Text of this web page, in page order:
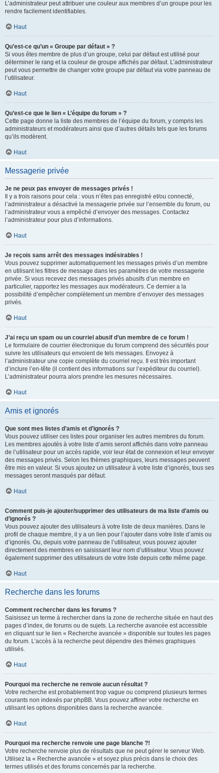
L’administrateur peut attribuer une couleur aux membres d’un groupe pour les
rendre facilement identifiables.
Haut
Qu’est-ce qu’un « Groupe par défaut » ?
Si vous êtes membre de plus d’un groupe, celui par défaut est utilisé pour
déterminer le rang et la couleur de groupe affichés par défaut. L’administrateur
peut vous permettre de changer votre groupe par défaut via votre panneau de
l’utilisateur.
Haut
Qu’est-ce que le lien « L’équipe du forum » ?
Cette page donne la liste des membres de l’équipe du forum, y compris les
administrateurs et modérateurs ainsi que d’autres détails tels que les forums
qu’ils modèrent.
Haut
Messagerie privée
Je ne peux pas envoyer de messages privés !
Il y a trois raisons pour cela : vous n’êtes pas enregistré et/ou connecté,
l’administrateur a désactivé la messagerie privée sur l’ensemble du forum, ou
l’administrateur vous a empêché d’envoyer des messages. Contactez
l’administrateur pour plus d’informations.
Haut
Je reçois sans arrêt des messages indésirables !
Vous pouvez supprimer automatiquement les messages privés d’un membre
en utilisant les filtres de message dans les paramètres de votre messagerie
privée. Si vous recevez des messages privés abusifs d’un membre en
particulier, rapportez les messages aux modérateurs. Ce dernier a la
possibilité d’empêcher complètement un membre d’envoyer des messages
privés.
Haut
J’ai reçu un spam ou un courriel abusif d’un membre de ce forum !
Le formulaire de courrier électronique du forum comprend des sécurités pour
suivre les utilisateurs qui envoient de tels messages. Envoyez à
l’administrateur une copie complète du courriel reçu. Il est très important
d’inclure l’en-tête (il contient des informations sur l’expéditeur du courriel).
L’administrateur pourra alors prendre les mesures nécessaires.
Haut
Amis et ignorés
Que sont mes listes d’amis et d’ignorés ?
Vous pouvez utiliser ces listes pour organiser les autres membres du forum.
Les membres ajoutés à votre liste d’amis seront affichés dans votre panneau
de l’utilisateur pour un accès rapide, voir leur état de connexion et leur envoyer
des messages privés. Selon les thèmes graphiques, leurs messages peuvent
être mis en valeur. Si vous ajoutez un utilisateur à votre liste d’ignorés, tous ses
messages seront masqués par défaut.
Haut
Comment puis-je ajouter/supprimer des utilisateurs de ma liste d’amis ou
d’ignorés ?
Vous pouvez ajouter des utilisateurs à votre liste de deux manières. Dans le
profil de chaque membre, il y a un lien pour l’ajouter dans votre liste d’amis ou
d’ignorés. Ou, depuis votre panneau de l’utilisateur, vous pouvez ajouter
directement des membres en saisissant leur nom d’utilisateur. Vous pouvez
également supprimer des utilisateurs de votre liste depuis cette même page.
Haut
Recherche dans les forums
Comment rechercher dans les forums ?
Saisissez un terme à rechercher dans la zone de recherche située en haut des
pages d’index, de forums ou de sujets. La recherche avancée est accessible
en cliquant sur le lien « Recherche avancée » disponible sur toutes les pages
du forum. L’accès à la recherche peut dépendre des thèmes graphiques
utilisés.
Haut
Pourquoi ma recherche ne renvoie aucun résultat ?
Votre recherche est probablement trop vague ou comprend plusieurs termes
courants non indexés par phpBB. Vous pouvez affiner votre recherche en
utilisant les options disponibles dans la recherche avancée.
Haut
Pourquoi ma recherche renvoie une page blanche ?!
Votre recherche renvoie plus de résultats que ne peut gérer le serveur Web.
Utilisez la « Recherche avancée » et soyez plus précis dans le choix des
termes utilisés et des forums concernés par la recherche.